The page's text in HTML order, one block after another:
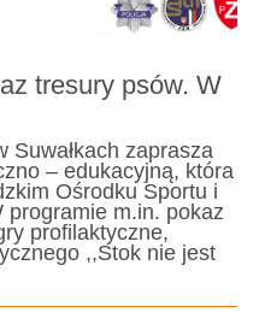
tresury psów. W
Suwałkach zaprasza
– edukacyjną, która
Ośrodku Sportu i
programie m.in. pokaz
profilaktyczne,
,,Stok nie jest